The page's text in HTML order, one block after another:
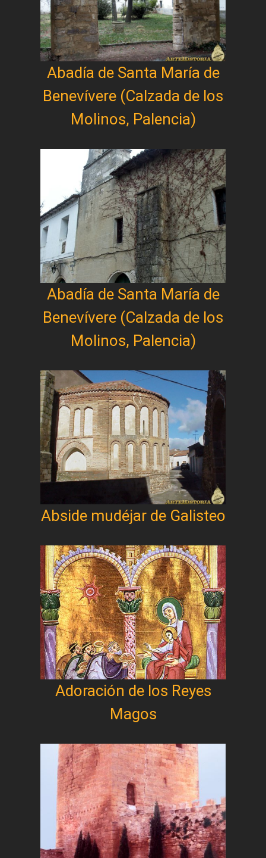
Abadía de Santa María de
Benevívere (Calzada de los
Molinos, Palencia)
Abadía de Santa María de
Benevívere (Calzada de los
Molinos, Palencia)
Abside mudéjar de Galisteo
Adoración de los Reyes
Magos